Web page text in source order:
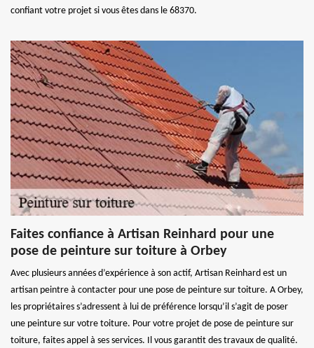
confiant votre projet si vous êtes dans le 68370.
Faites confiance à Artisan Reinhard pour une
pose de peinture sur toiture à Orbey
Avec plusieurs années d’expérience à son actif, Artisan Reinhard est un
artisan peintre à contacter pour une pose de peinture sur toiture. A Orbey,
les propriétaires s’adressent à lui de préférence lorsqu’il s’agit de poser
une peinture sur votre toiture. Pour votre projet de pose de peinture sur
toiture, faites appel à ses services. Il vous garantit des travaux de qualité.